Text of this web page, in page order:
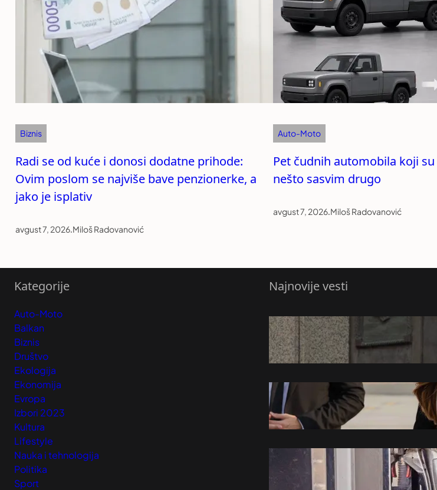
Biznis
Radi se od kuće i donosi dodatne prihode:
Ovim poslom se najviše bave penzionerke, a
jako je isplativ
avgust 7, 2026.Miloš Radovanović
Auto-Moto
Pet čudnih automobila koji
nešto sasvim drugo
avgust 7, 2026.Miloš Radovanović
Kategorije
Auto-Moto
Balkan
Biznis
Društvo
Ekologija
Ekonomija
Evropa
Izbori 2023
Kultura
Lifestyle
Nauka i tehnologija
Politika
Sport
Najnovije vesti
Vrhovni sud
Jabloka
avgust 7, 2026
Dolazak Zelenskog
„izlet u političko
Objavljene nove
derivat je poskupeo
avgust 7, 2026